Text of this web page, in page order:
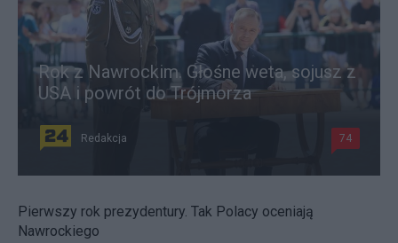
Rok z Nawrockim. Głośne weta, sojusz z
USA i powrót do Trójmorza
Redakcja 74
Pierwszy rok prezydentury. Tak Polacy oceniają
Nawrockiego